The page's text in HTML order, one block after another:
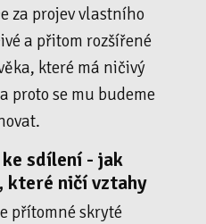
za projev vlastního
a přitom rozšířené
které má ničivý
proto se mu budeme
sdílení - jak
které ničí vztahy
přítomné skryté